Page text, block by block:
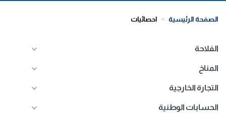
navigation
الصفحة الرئيسية احصائيات
الفلاحة
المناخ
التجارة الخارجية
الحسابات الوطنية